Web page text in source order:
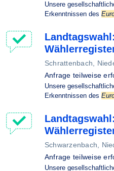
Unsere
Erkenntnissen des
Schrattenbach,
Anfrage teilweise
Unsere
Erkenntnissen des
Schwarzenbach,
Anfrage teilweise
Unsere